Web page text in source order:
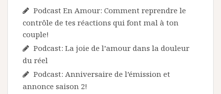
Podcast En Amour: Comment reprendre le
contrôle de tes réactions qui font mal à ton
couple!
Podcast: La joie de l’amour dans la douleur
du réel
Podcast: Anniversaire de l’émission et
annonce saison 2!